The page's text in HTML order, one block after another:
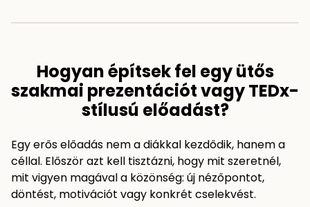
Hogyan építsek fel egy ütős
szakmai prezentációt vagy TEDx-
stílusú előadást?
Egy erős előadás nem a diákkal kezdődik, hanem a
céllal. Először azt kell tisztázni, hogy mit szeretnél,
mit vigyen magával a közönség: új nézőpontot,
döntést, motivációt vagy konkrét cselekvést.